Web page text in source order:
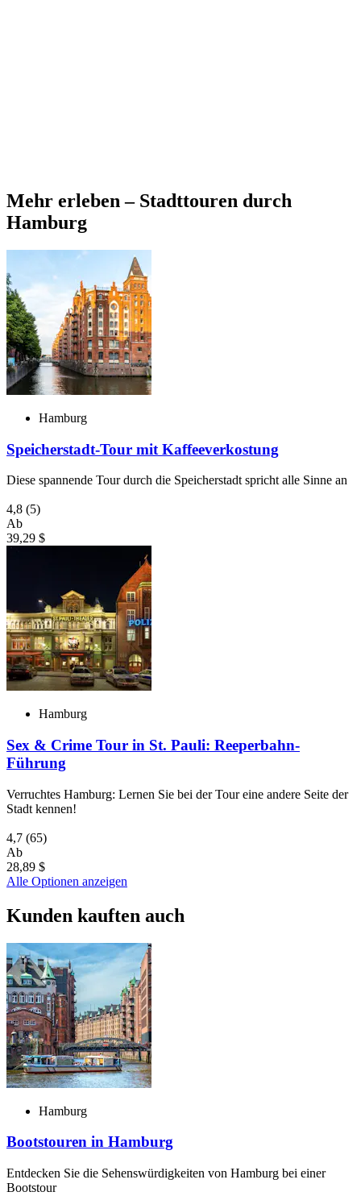
Mehr erleben – Stadttouren durch
Hamburg
Hamburg
Speicherstadt-Tour mit Kaffeeverkostung
Diese spannende Tour durch die Speicherstadt spricht alle Sinne an
4,8 (5)
Ab
39,29 $
Hamburg
Sex & Crime Tour in St. Pauli: Reeperbahn-
Führung
Verruchtes Hamburg: Lernen Sie bei der Tour eine andere Seite der
Stadt kennen!
4,7 (65)
Ab
28,89 $
Alle Optionen anzeigen
Kunden kauften auch
Hamburg
Bootstouren in Hamburg
Entdecken Sie die Sehenswürdigkeiten von Hamburg bei einer
Bootstour